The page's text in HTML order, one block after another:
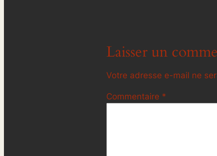
Laisser un
Votre adresse e-mail ne
Commentaire *